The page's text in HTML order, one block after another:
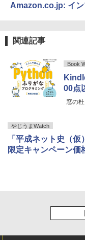
Amazon.co.jp: イ
関連記事
Book
00点
窓の杜
やじうまWatch
「平成ネット史（
限定キャンペーン価